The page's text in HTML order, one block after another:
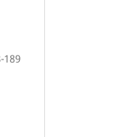
189